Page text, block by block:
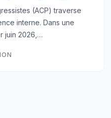
(ACP) traverse
interne. Dans une
juin 2026,…